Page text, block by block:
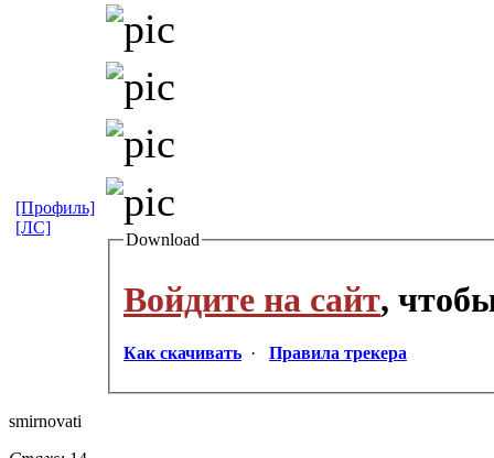
Download
Войдите на сайт,
Как скачивать · Правила трекера
[Профиль]
[ЛС]
smirnovati